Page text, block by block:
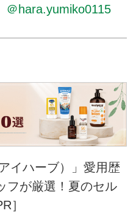
＠hara.yumiko0115
イハーブ）」愛用歴
フが厳選！夏のセル
］